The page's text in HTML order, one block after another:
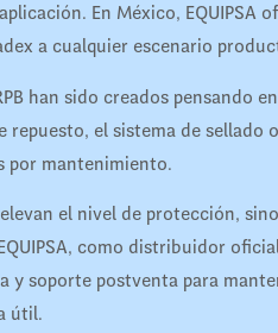
En México, EQUIPSA
a cualquier escenario
han sido creados pensando
el sistema de sellado
por mantenimiento.
el nivel de protección,
como distribuidor
soporte postventa para
útil.